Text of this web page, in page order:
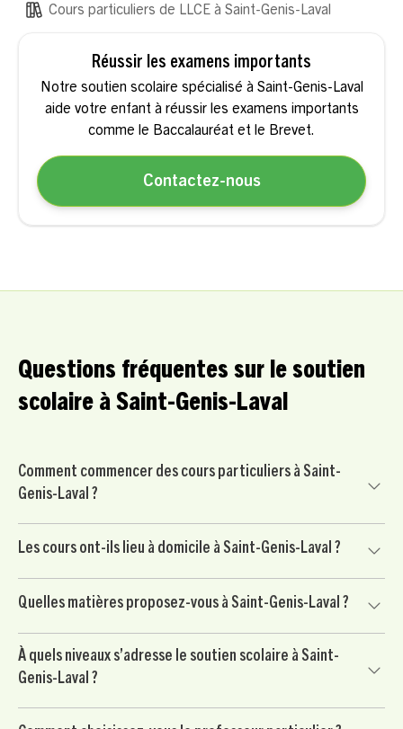
Cours particuliers de LLCE à Saint-Genis-Laval
Réussir les examens importants
Notre soutien scolaire spécialisé à Saint-Genis-Laval
aide votre enfant à réussir les examens importants
comme le Baccalauréat et le Brevet.
Contactez-nous
Questions fréquentes sur le soutien
scolaire à Saint-Genis-Laval
Comment commencer des cours particuliers à Saint-
Genis-Laval ?
avec un conseiller pédagogique. Nous mettons ensuite
votre enfant en relation avec un professeur particulier
soigneusement sélectionné à Saint-Genis-Laval, puis vous
Les cours ont-ils lieu à domicile à Saint-Genis-Laval ?
Saint-Genis-Laval et dans les environs, selon vos
disponibilités et l’organisation de votre famille.
Quelles matières proposez-vous à Saint-Genis-Laval ?
Nous proposons du soutien scolaire dans les matières
principales : mathématiques, français, anglais, physique-
chimie, SVT, histoire-géo, langues et méthodologie.
À quels niveaux s’adresse le soutien scolaire à Saint-
Genis-Laval ?